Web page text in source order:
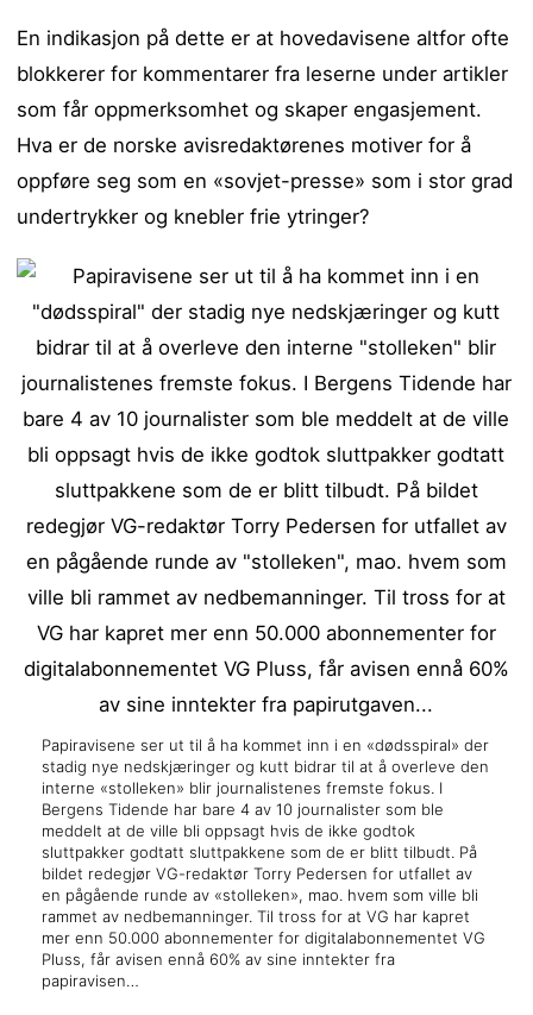
En indikasjon på dette er at hovedavisene altfor ofte
blokkerer for kommentarer fra leserne under artikler
som får oppmerksomhet og skaper engasjement.
Hva er de norske avisredaktørenes motiver for å
oppføre seg som en «sovjet-presse» som i stor grad
undertrykker og knebler frie ytringer?
Papiravisene ser ut til å ha kommet inn i en «dødsspiral» der
stadig nye nedskjæringer og kutt bidrar til at å overleve den
interne «stolleken» blir journalistenes fremste fokus. I
Bergens Tidende har bare 4 av 10 journalister som ble
meddelt at de ville bli oppsagt hvis de ikke godtok
sluttpakker godtatt sluttpakkene som de er blitt tilbudt. På
bildet redegjør VG-redaktør Torry Pedersen for utfallet av
en pågående runde av «stolleken», mao. hvem som ville bli
rammet av nedbemanninger. Til tross for at VG har kapret
mer enn 50.000 abonnementer for digitalabonnementet VG
Pluss, får avisen ennå 60% av sine inntekter fra
papiravisen…